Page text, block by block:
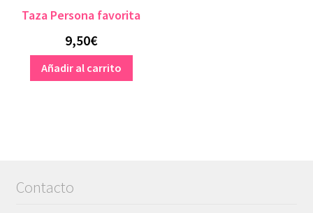
Taza Persona favorita
9,50€
Añadir al carrito
Contacto